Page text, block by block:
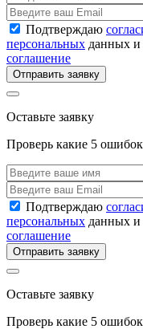
Подтверждаю
персональных данных
соглашение
Отправить заявку
Оставьте заявку
Проверь какие 5
Подтверждаю
персональных данных
соглашение
Отправить заявку
Оставьте заявку
Проверь какие 5